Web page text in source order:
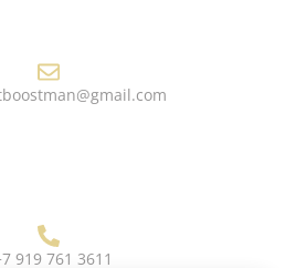
919 761 3611